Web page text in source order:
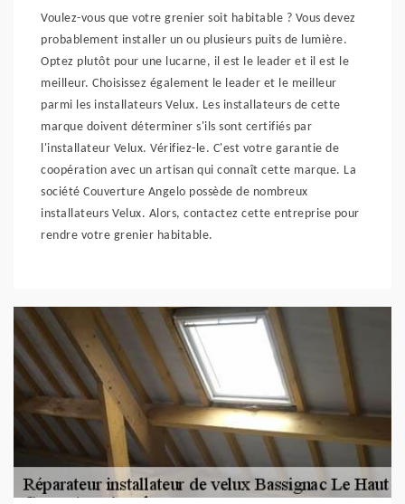
Voulez-vous que votre grenier soit habitable ? Vous devez
probablement installer un ou plusieurs puits de lumière.
Optez plutôt pour une lucarne, il est le leader et il est le
meilleur. Choisissez également le leader et le meilleur
parmi les installateurs Velux. Les installateurs de cette
marque doivent déterminer s'ils sont certifiés par
l'installateur Velux. Vérifiez-le. C'est votre garantie de
coopération avec un artisan qui connaît cette marque. La
société Couverture Angelo possède de nombreux
installateurs Velux. Alors, contactez cette entreprise pour
rendre votre grenier habitable.